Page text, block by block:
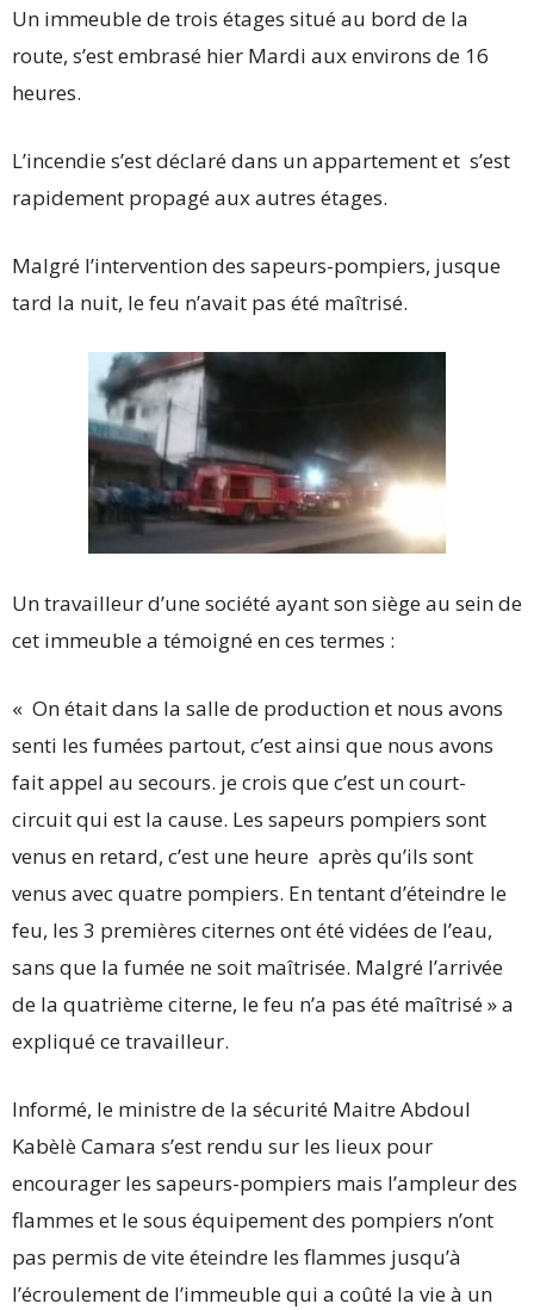
Un immeuble de trois étages situé au bord de la
route, s’est embrasé hier Mardi aux environs de 16
heures.
L’incendie s’est déclaré dans un appartement et s’est
rapidement propagé aux autres étages.
Malgré l’intervention des sapeurs-pompiers, jusque
tard la nuit, le feu n’avait pas été maîtrisé.
Un travailleur d’une société ayant son siège au sein de
cet immeuble a témoigné en ces termes :
« On était dans la salle de production et nous avons
senti les fumées partout, c’est ainsi que nous avons
fait appel au secours. je crois que c’est un court-
circuit qui est la cause. Les sapeurs pompiers sont
venus en retard, c’est une heure après qu’ils sont
venus avec quatre pompiers. En tentant d’éteindre le
feu, les 3 premières citernes ont été vidées de l’eau,
sans que la fumée ne soit maîtrisée. Malgré l’arrivée
de la quatrième citerne, le feu n’a pas été maîtrisé » a
expliqué ce travailleur.
Informé, le ministre de la sécurité Maitre Abdoul
Kabèlè Camara s’est rendu sur les lieux pour
encourager les sapeurs-pompiers mais l’ampleur des
flammes et le sous équipement des pompiers n’ont
pas permis de vite éteindre les flammes jusqu’à
l’écroulement de l’immeuble qui a coûté la vie à un